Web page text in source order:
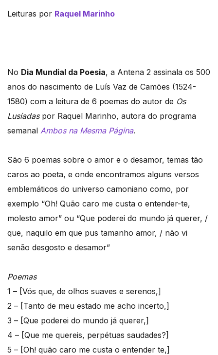
Leituras por Raquel Marinho
No Dia Mundial da Poesia, a Antena 2 assinala os 500
anos do nascimento de Luís Vaz de Camões (1524-
1580) com a leitura de 6 poemas do autor de Os
Lusíadaspor Raquel Marinho, autora do programa
semanal Ambos na Mesma Página.
São 6 poemas sobre o amor e o desamor, temas tão
caros ao poeta, e onde encontramos alguns versos
emblemáticos do universo camoniano como, por
exemplo “Oh! Quão caro me custa o entender-te,
molesto amor” ou “Que poderei do mundo já querer, /
que, naquilo em que pus tamanho amor, / não vi
senão desgosto e desamor”
Poemas
1 – [Vós que, de olhos suaves e serenos,]
2 – [Tanto de meu estado me acho incerto,]
3 – [Que poderei do mundo já querer,]
4 – [Que me quereis, perpétuas saudades?]
5 – [Oh! quão caro me custa o entender te,]